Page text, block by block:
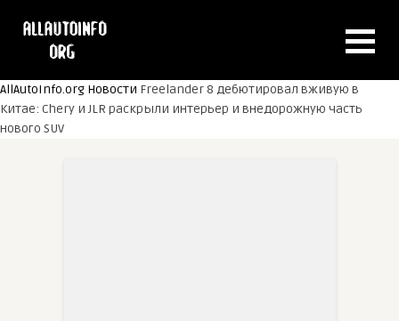
AllAutoInfo.org Новости Freelander 8 дебютировал вживую в
Китае: Chery и JLR раскрыли интерьер и внедорожную часть
нового SUV